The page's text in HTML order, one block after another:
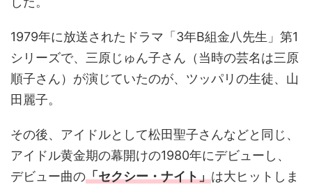
1979年に放送されたドラマ「3年B組金八先生」第1
シリーズで、三原じゅん子さん（当時の芸名は三原
順子さん）が演じていたのが、ツッパリの生徒、山
田麗子。
その後、アイドルとして松田聖子さんなどと同じ、
アイドル黄金期の幕開けの1980年にデビューし、
デビュー曲の「セクシー・ナイト」は大ヒットしま